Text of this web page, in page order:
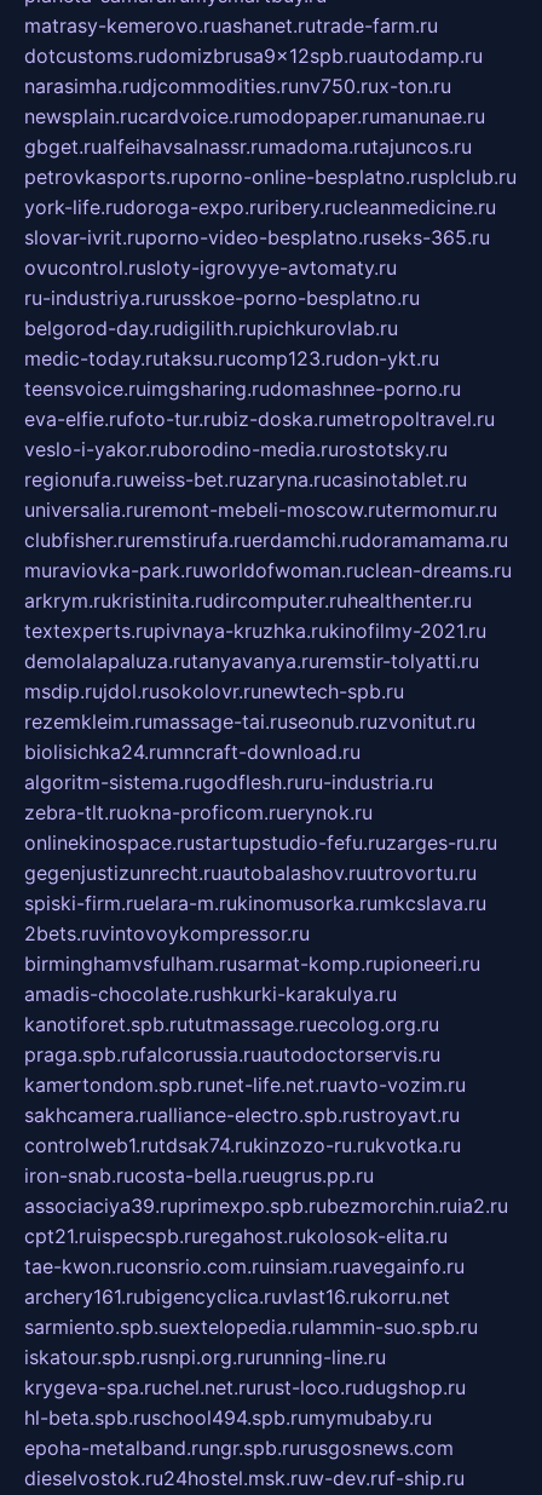
matrasy-kemerovo.ruashanet.rutrade-farm.ru
dotcustoms.rudomizbrusa9x12spb.ruautodamp.ru
narasimha.rudjcommodities.runv750.rux-ton.ru
newsplain.rucardvoice.rumodopaper.rumanunae.ru
gbget.rualfeihavsalnassr.rumadoma.rutajuncos.ru
petrovkasports.ruporno-online-besplatno.rusplclub.ru
york-life.rudoroga-expo.ruribery.rucleanmedicine.ru
slovar-ivrit.ruporno-video-besplatno.ruseks-365.ru
ovucontrol.rusloty-igrovyye-avtomaty.ru
ru-industriya.rurusskoe-porno-besplatno.ru
belgorod-day.rudigilith.rupichkurovlab.ru
medic-today.rutaksu.rucomp123.rudon-ykt.ru
teensvoice.ruimgsharing.rudomashnee-porno.ru
eva-elfie.rufoto-tur.rubiz-doska.rumetropoltravel.ru
veslo-i-yakor.ruborodino-media.rurostotsky.ru
regionufa.ruweiss-bet.ruzaryna.rucasinotablet.ru
universalia.ruremont-mebeli-moscow.rutermomur.ru
clubfisher.ruremstirufa.ruerdamchi.rudoramamama.ru
muraviovka-park.ruworldofwoman.ruclean-dreams.ru
arkrym.rukristinita.rudircomputer.ruhealthenter.ru
textexperts.rupivnaya-kruzhka.rukinofilmy-2021.ru
demolalapaluza.rutanyavanya.ruremstir-tolyatti.ru
msdip.rujdol.rusokolovr.runewtech-spb.ru
rezemkleim.rumassage-tai.ruseonub.ruzvonitut.ru
biolisichka24.rumncraft-download.ru
algoritm-sistema.rugodflesh.ruru-industria.ru
zebra-tlt.ruokna-proficom.ruerynok.ru
onlinekinospace.rustartupstudio-fefu.ruzarges-ru.ru
gegenjustizunrecht.ruautobalashov.ruutrovortu.ru
spiski-firm.ruelara-m.rukinomusorka.rumkcslava.ru
2bets.ruvintovoykompressor.ru
birminghamvsfulham.rusarmat-komp.rupioneeri.ru
amadis-chocolate.rushkurki-karakulya.ru
kanotiforet.spb.rututmassage.ruecolog.org.ru
praga.spb.rufalcorussia.ruautodoctorservis.ru
kamertondom.spb.runet-life.net.ruavto-vozim.ru
sakhcamera.rualliance-electro.spb.rustroyavt.ru
controlweb1.rutdsak74.rukinzozo-ru.rukvotka.ru
iron-snab.rucosta-bella.rueugrus.pp.ru
associaciya39.ruprimexpo.spb.rubezmorchin.ruia2.ru
cpt21.ruispecspb.ruregahost.rukolosok-elita.ru
tae-kwon.ruconsrio.com.ruinsiam.ruavegainfo.ru
archery161.rubigencyclica.ruvlast16.rukorru.net
sarmiento.spb.suextelopedia.rulammin-suo.spb.ru
iskatour.spb.rusnpi.org.rurunning-line.ru
krygeva-spa.ruchel.net.rurust-loco.rudugshop.ru
hl-beta.spb.ruschool494.spb.rumymubaby.ru
epoha-metalband.rungr.spb.rurusgosnews.com
dieselvostok.ru24hostel.msk.ruw-dev.ruf-ship.ru